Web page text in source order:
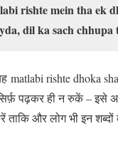
rishte mein tha ek
dil ka sach chhupa
matlabi rishte dhoka
पढ़कर ही न रुकें – इसे
ताकि और लोग भी इन